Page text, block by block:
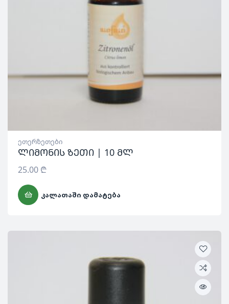
ეთერზეთები
ლიმონის ზეთი | 10 მლ
25.00 ₾
ᲙᲐᲚᲐᲗᲐᲨᲘ ᲓᲐᲛᲐᲢᲔᲑᲐ